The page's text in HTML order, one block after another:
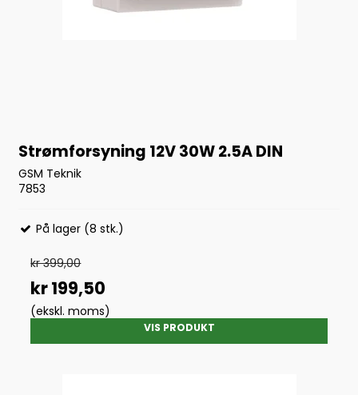
Strømforsyning 12V 30W 2.5A DIN
GSM Teknik
7853
På lager (8 stk.)
kr 399,00
kr 199,50
(ekskl. moms)
VIS PRODUKT